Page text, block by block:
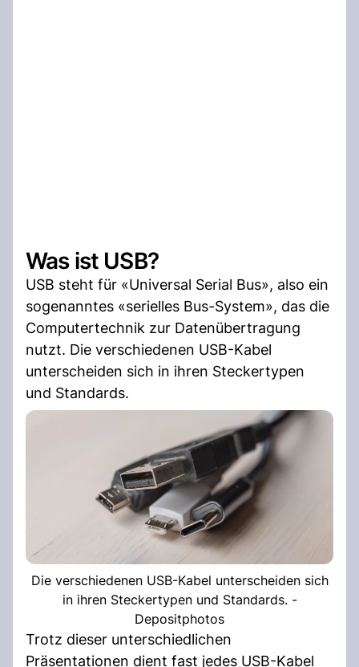
Was ist USB?
USB steht für «Universal Serial Bus», also ein
sogenanntes «serielles Bus-System», das die
Computertechnik zur Datenübertragung
nutzt. Die verschiedenen USB-Kabel
unterscheiden sich in ihren Steckertypen
und Standards.
Die verschiedenen USB-Kabel unterscheiden sich
in ihren Steckertypen und Standards. -
Depositphotos
Trotz dieser unterschiedlichen
Präsentationen dient fast jedes USB-Kabel